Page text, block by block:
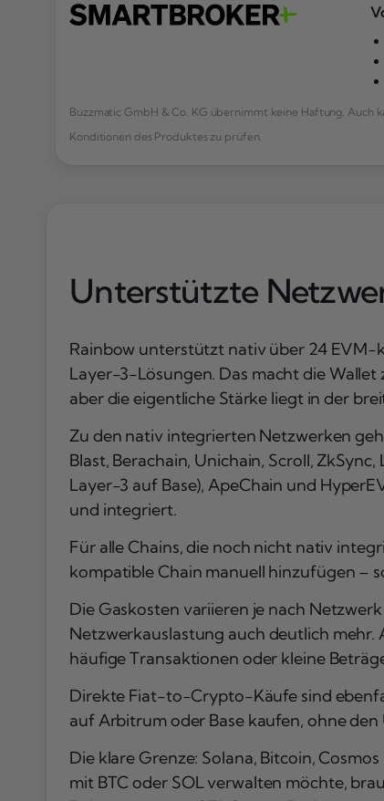
Buzzmatic GmbH & Co. KG übernimmt keine Haftung.
Konditionen des Produktes zu prüfen.
Unterstützte
Rainbow unterstützt nativ über 24
Layer-3-Lösungen. Das macht die
aber die eigentliche Stärke liegt in der
Zu den nativ integrierten Netzwerken
Blast, Berachain, Unichain, Scroll,
Layer-3 auf Base), ApeChain und
und integriert.
Für alle Chains, die noch nicht nativ
kompatible Chain manuell hinzufügen –
Die Gaskosten variieren je nach
Netzwerkauslastung auch deutlich mehr.
häufige Transaktionen oder kleine
Direkte Fiat-to-Crypto-Käufe sind
auf Arbitrum oder Base kaufen, ohne
Die klare Grenze: Solana, Bitcoin,
mit BTC oder SOL verwalten möchte,